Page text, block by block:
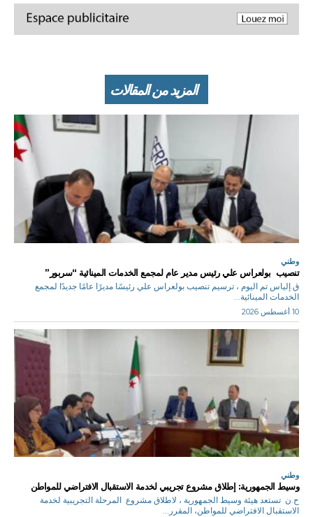
المزيد من المقالات
وطني
تنصيب بولعراس علي رئيس مدير عام لمجمع الخدمات المينائية “سربور”
ق.إلياس تم اليوم ، ترسيم تنصيب بولعراس علي رئيسًا مديرًا عامًا جديدًا لمجمع
الخدمات المينائية...
10 أغسطس 2026
وطني
وسيط الجمهورية: إطلاق مشروع تجريبي لخدمة الاستقبال الافتراضي للمواطن
ح.ن تستعد هيئة وسيط الجمهورية ، لاطلاق مشروع المرحلة التجريبية لخدمة
الاستقبال الافتراضي للمواطن، المقرر...